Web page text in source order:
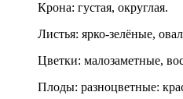
Крона: густая, округлая.
Листья: ярко-зелёные,
Цветки: малозаметные,
Плоды: разноцветные: